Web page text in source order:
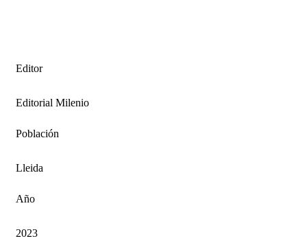
Editor
Editorial Milenio
Población
Lleida
Año
2023